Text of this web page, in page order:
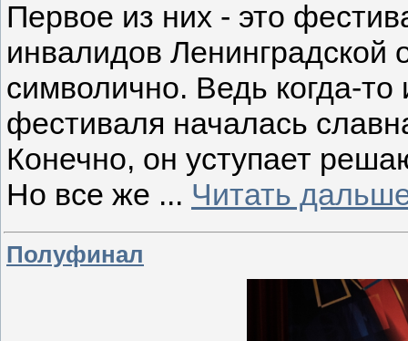
Первое из них - это
инвалидов Ленинградской
символично. Ведь когда-то
фестиваля началась
Конечно, он уступает
Но все же ... Читать
Полуфинал